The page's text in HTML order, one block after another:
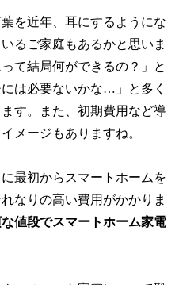
を近年、耳にするようにな
るご家庭もあるかと思いま
て結局何ができるの？」と
は必要ないかな…」と多く
す。また、初期費用など導
メージもありますね。
最初からスマートホームを
なりの高い費用がかかりま
値段でスマートホーム家電